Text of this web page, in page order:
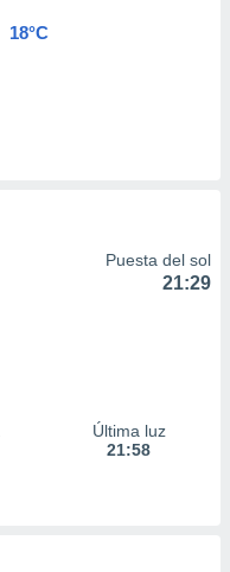
18°C
Puesta del sol
21:29
Última luz
21:58